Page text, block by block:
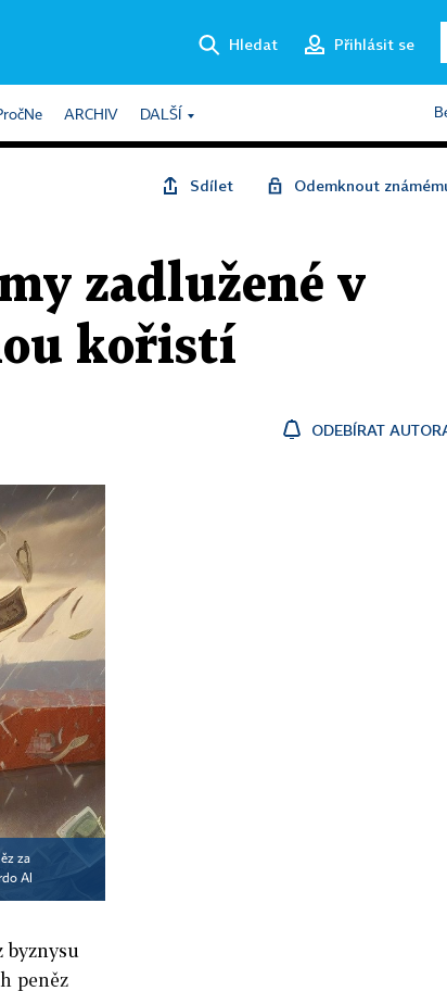
Hledat Přihlásit se
ARCHIV DALŠÍ
Sdílet Odemknout
zadlužené v
kořistí
ODEBÍRAT
za
AI
byznysu
peněz